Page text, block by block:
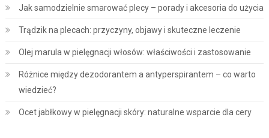
Jak samodzielnie smarować plecy – porady i akcesoria do użycia
Trądzik na plecach: przyczyny, objawy i skuteczne leczenie
Olej marula w pielęgnacji włosów: właściwości i zastosowanie
Różnice między dezodorantem a antyperspirantem – co warto
wiedzieć?
Ocet jabłkowy w pielęgnacji skóry: naturalne wsparcie dla cery